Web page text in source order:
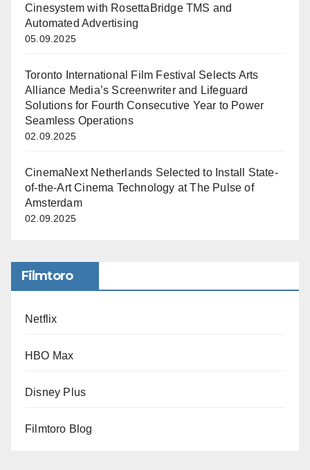
Cinesystem with RosettaBridge TMS and
Automated Advertising
05.09.2025
Toronto International Film Festival Selects Arts
Alliance Media’s Screenwriter and Lifeguard
Solutions for Fourth Consecutive Year to Power
Seamless Operations
02.09.2025
CinemaNext Netherlands Selected to Install State-
of-the-Art Cinema Technology at The Pulse of
Amsterdam
02.09.2025
Filmtoro
Netflix
HBO Max
Disney Plus
Filmtoro Blog